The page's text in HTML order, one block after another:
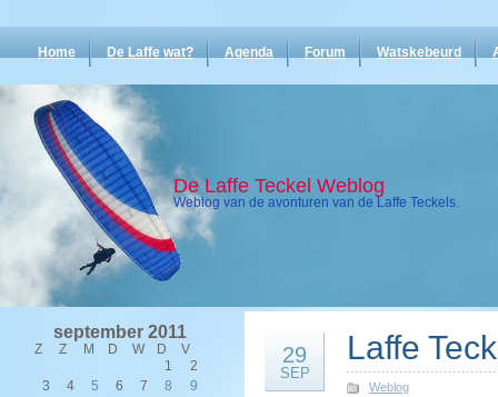
Home De Laffe wat? Agenda Forum Watskebeurd
De Laffe Teckel Weblog
Weblog van de avonturen van de Laffe Teckels.
september 2011
Z Z M D W D
V
1
2
3
4 5 6 7 8
9
29
SEP
Laffe
Weblog